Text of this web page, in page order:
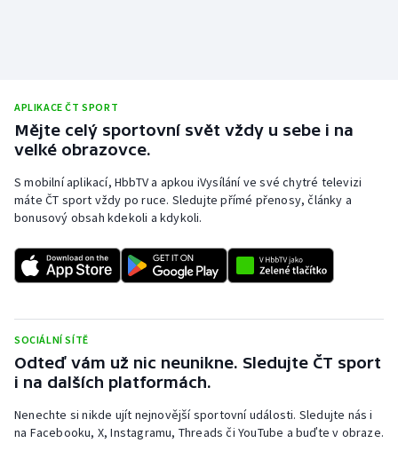
APLIKACE ČT SPORT
Mějte celý sportovní svět vždy u sebe i na
velké obrazovce.
S mobilní aplikací, HbbTV a apkou iVysílání ve své chytré televizi
máte ČT sport vždy po ruce. Sledujte přímé přenosy, články a
bonusový obsah kdekoli a kdykoli.
SOCIÁLNÍ SÍTĚ
Odteď vám už nic neunikne. Sledujte ČT sport
i na dalších platformách.
Nenechte si nikde ujít nejnovější sportovní události. Sledujte nás i
na Facebooku, X, Instagramu, Threads či YouTube a buďte v obraze.